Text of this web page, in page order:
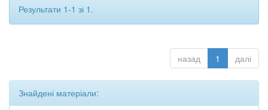
Результати 1-1 зі 1.
назад 1 далі
Знайдені матеріали: